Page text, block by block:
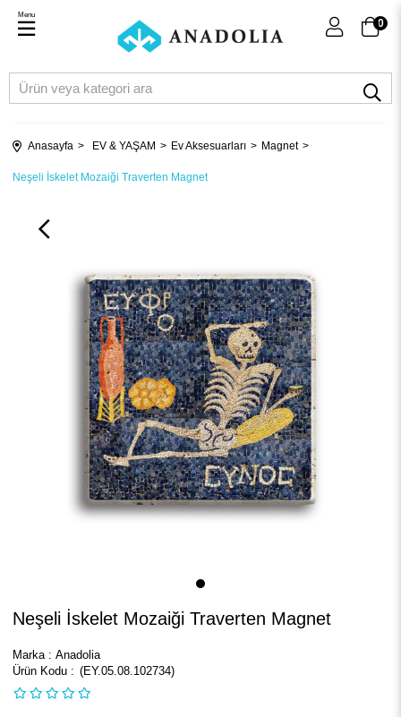
0
Menu
Anasayfa EV & YAŞAM Ev Aksesuarları Magnet
Neşeli İskelet Mozaiği Traverten Magnet
Neşeli İskelet Mozaiği Traverten Magnet
Marka : Anadolia
(EY.05.08.102734)